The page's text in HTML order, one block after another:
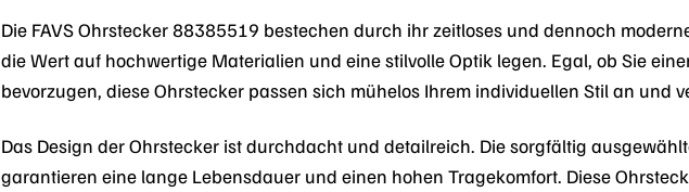
Die FAVS Ohrstecker 88385519 bestechen durch ihr zeitloses und dennoch
die Wert auf hochwertige Materialien und eine stilvolle Optik legen. Egal, ob Sie
bevorzugen, diese Ohrstecker passen sich mühelos Ihrem individuellen Stil an und
Das Design der Ohrstecker ist durchdacht und detailreich. Die sorgfältig
garantieren eine lange Lebensdauer und einen hohen Tragekomfort. Diese